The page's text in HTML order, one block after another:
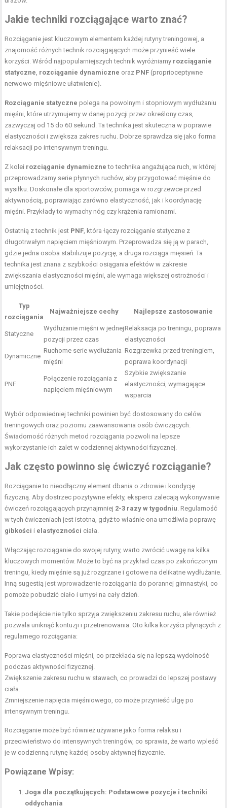
Jakie techniki rozciągające warto znać?
Rozciąganie jest kluczowym elementem każdej rutyny treningowej, a
znajomość różnych technik rozciągających może przynieść wiele
korzyści. Wśród najpopularniejszych technik wyróżniamy rozciąganie
statyczne, rozciąganie dynamiczne oraz PNF (proprioceptywne
nerwowo-mięśniowe ułatwienie).
Rozciąganie statyczne polega na powolnym i stopniowym wydłużaniu
mięśni, które utrzymujemy w danej pozycji przez określony czas,
zazwyczaj od 15 do 60 sekund. Ta technika jest skuteczna w poprawie
elastyczności i zwiększa zakres ruchu. Dobrze sprawdza się jako forma
relaksacji po intensywnym treningu.
Z kolei rozciąganie dynamiczne to technika angażująca ruch, w której
przeprowadzamy serie płynnych ruchów, aby przygotować mięśnie do
wysiłku. Doskonałe dla sportowców, pomaga w rozgrzewce przed
aktywnością, poprawiając zarówno elastyczność, jak i koordynację
mięśni. Przykłady to wymachy nóg czy krążenia ramionami.
Ostatnią z technik jest PNF, która łączy rozciąganie statyczne z
długotrwałym napięciem mięśniowym. Przeprowadza się ją w parach,
gdzie jedna osoba stabilizuje pozycję, a druga rozciąga mięsień. Ta
technika jest znana z szybkości osiągania efektów w zakresie
zwiększania elastyczności mięśni, ale wymaga większej ostrożności i
umiejętności.
Typ
rozciągania
Najważniejsze cechy Najlepsze zastosowanie
Statyczne
Wydłużanie mięśni w jednej
pozycji przez czas
Relaksacja po treningu, poprawa
elastyczności
Dynamiczne
Ruchome serie wydłużania
mięśni
Rozgrzewka przed treningiem,
poprawa koordynacji
PNF
Połączenie rozciągania z
napięciem mięśniowym
Szybkie zwiększanie
elastyczności, wymagające
wsparcia
Wybór odpowiedniej techniki powinien być dostosowany do celów
treningowych oraz poziomu zaawansowania osób ćwiczących.
Świadomość różnych metod rozciągania pozwoli na lepsze
wykorzystanie ich zalet w codziennej aktywności fizycznej.
Jak często powinno się ćwiczyć rozciąganie?
Rozciąganie to nieodłączny element dbania o zdrowie i kondycję
fizyczną. Aby dostrzec pozytywne efekty, eksperci zalecają wykonywanie
ćwiczeń rozciągających przynajmniej 2-3 razy w tygodniu. Regularność
w tych ćwiczeniach jest istotna, gdyż to właśnie ona umożliwia poprawę
gibkości i elastyczności ciała.
Włączając rozciąganie do swojej rutyny, warto zwrócić uwagę na kilka
kluczowych momentów. Może to być na przykład czas po zakończonym
treningu, kiedy mięśnie są już rozgrzane i gotowe na delikatne wydłużanie.
Inną sugestią jest wprowadzenie rozciągania do porannej gimnastyki, co
pomoże pobudzić ciało i umysł na cały dzień.
Takie podejście nie tylko sprzyja zwiększeniu zakresu ruchu, ale również
pozwala uniknąć kontuzji i przetrenowania. Oto kilka korzyści płynących z
regularnego rozciągania:
Poprawa elastyczności mięśni, co przekłada się na lepszą wydolność
podczas aktywności fizycznej.
Zwiększenie zakresu ruchu w stawach, co prowadzi do lepszej postawy
ciała.
Zmniejszenie napięcia mięśniowego, co może przynieść ulgę po
intensywnym treningu.
Rozciąganie może być również używane jako forma relaksu i
przeciwieństwo do intensywnych treningów, co sprawia, że warto wpleść
je w codzienną rutynę każdej osoby aktywnej fizycznie.
Powiązane Wpisy:
Joga dla początkujących: Podstawowe pozycje i techniki
oddychania